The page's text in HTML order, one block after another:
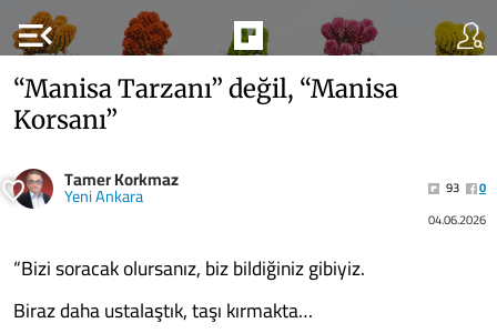
menu_open
“Manisa Tarzanı” değil, “Manisa
Korsanı”
Tamer Korkmaz
Yeni Ankara 93
0
04.06.2026
“Bizi soracak olursanız, biz bildiğiniz gibiyiz.
Biraz daha ustalaştık, taşı kırmakta…